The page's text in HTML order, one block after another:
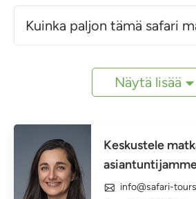
Kuinka paljon tämä safari
Näytä lisää
Keskustele
info@safari-